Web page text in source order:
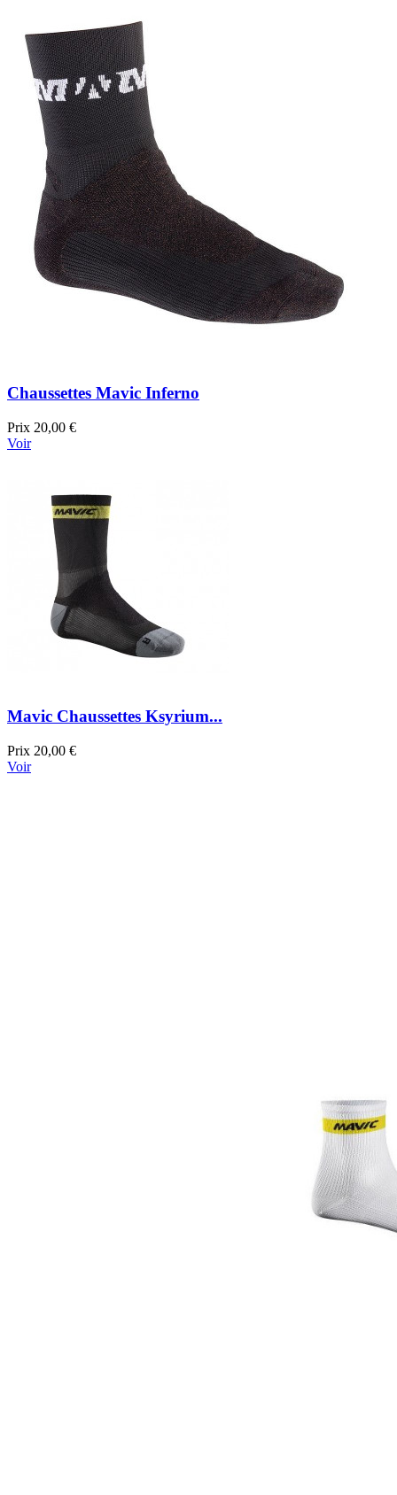
Chaussettes Mavic Inferno
Prix 20,00 €
Voir
Mavic Chaussettes Ksyrium...
Prix 20,00 €
Voir